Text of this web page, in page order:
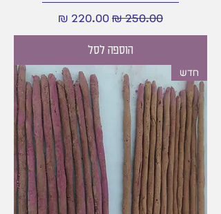
מחיר רגיל מחיר מבצע
הוספה לסל
חדש